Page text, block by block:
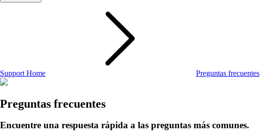
Support Home Preguntas frecuentes
Preguntas frecuentes
Encuentre una respuesta rápida a las preguntas más comunes.